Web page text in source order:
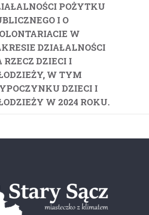
POŻYTKU
I O
W
DZIAŁALNOŚCI
RZECZ DZIECI I
W TYM
DZIECI I
W 2024 ROKU.